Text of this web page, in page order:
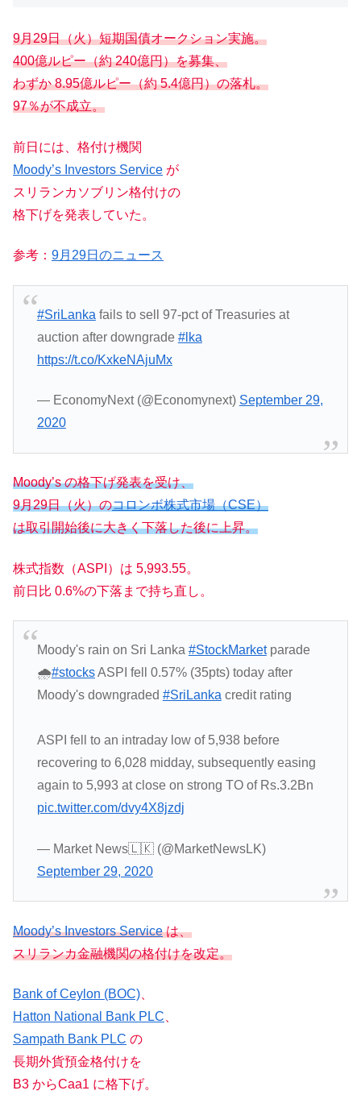
9月29日（火）短期国債オークション実施。
400億ルピー（約 240億円）を募集、
わずか 8.95億ルピー（約 5.4億円）の落札。
97％が不成立。
前日には、格付け機関
Moody’s Investors Service が
スリランカソブリン格付けの
格下げを発表していた。
参考： 9月29日のニュース
#SriLanka fails to sell 97-pct of Treasuries at
auction after downgrade #lka
https://t.co/KxkeNAjuMx
— EconomyNext (@Economynext) September 29,
2020
Moody’s の格下げ発表を受け、
9月29日（火）のコロンボ株式市場（CSE）
は取引開始後に大きく下落した後に上昇。
株式指数（ASPI）は 5,993.55。
前日比 0.6%の下落まで持ち直し。
Moody's rain on Sri Lanka #StockMarketparade
🌧️#stocksASPI fell 0.57% (35pts) today after
Moody's downgraded #SriLanka credit rating
ASPI fell to an intraday low of 5,938 before
recovering to 6,028 midday, subsequently easing
again to 5,993 at close on strong TO of Rs.3.2Bn
pic.twitter.com/dvy4X8jzdj
— Market News🇱🇰 (@MarketNewsLK)
September 29, 2020
Moody’s Investors Serviceは、
スリランカ金融機関の格付けを改定。
Bank of Ceylon (BOC)
Hatton National Bank PLC
Sampath Bank PLC の
長期外貨預金格付けを
B3 からCaa1 に格下げ。